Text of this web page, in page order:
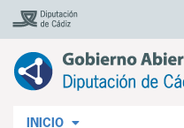
INICIO